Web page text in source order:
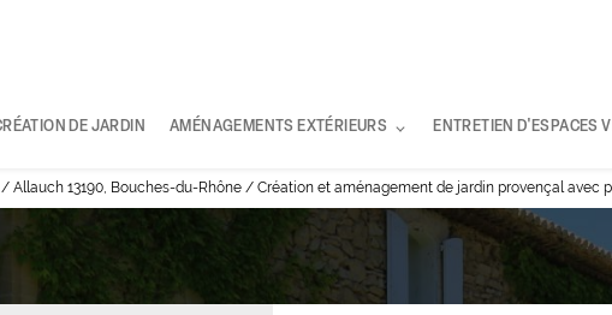
DE JARDIN AMÉNAGEMENTS EXTÉRIEURS ENTRETIEN D'ESPACES
Allauch 13190, Bouches-du-Rhône / Création et aménagement de jardin provençal avec